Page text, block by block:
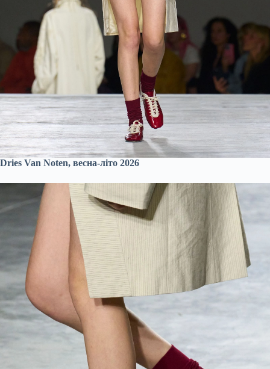
Dries Van Noten, весна-літо 2026